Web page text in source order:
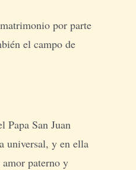
por parte
el campo de
Papa San Juan
universal, y en ella
paterno y